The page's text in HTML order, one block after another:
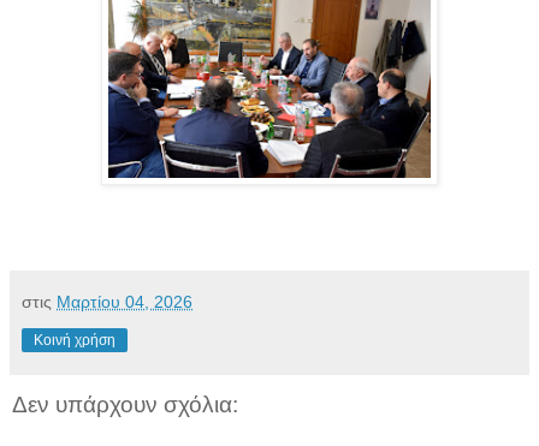
στις Μαρτίου 04, 2026
Κοινή χρήση
Δεν υπάρχουν σχόλια: